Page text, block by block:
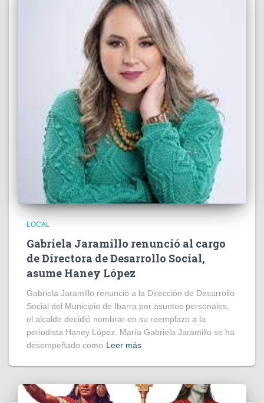
LOCAL
Gabriela Jaramillo renunció al cargo
de Directora de Desarrollo Social,
asume Haney López
Gabriela Jaramillo renunció a la Dirección de Desarrollo
Social del Municipio de Ibarra por asuntos personales,
el alcalde decidió nombrar en su reemplazo a la
periodista Haney López. María Gabriela Jaramillo se ha
desempeñado como Leer más